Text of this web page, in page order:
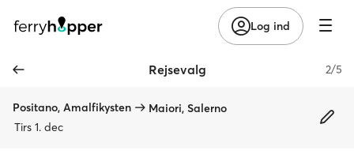
Log ind
Rejsevalg 2/5
Positano, Amalfikysten
Maiori, Salerno
Tirs 1. dec